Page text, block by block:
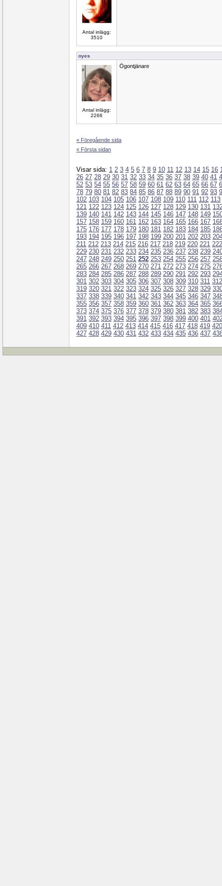
Antal inlägg:
3510
oyes
Antal inlägg:
2266
Ögontjänare
« Föregående sida
« Första sidan
Visar sida: 1 2 3 4 5 6 7 8 9 10 11 12 13 14 15 16
26 27 28 29 30 31 32 33 34 35 36 37 38 39 40 41
52 53 54 55 56 57 58 59 60 61 62 63 64 65 66 67
78 79 80 81 82 83 84 85 86 87 88 89 90 91 92 93
102 103 104 105 106 107 108 109 110 111 112 113
121 122 123 124 125 126 127 128 129 130 131
139 140 141 142 143 144 145 146 147 148 149
157 158 159 160 161 162 163 164 165 166 167
175 176 177 178 179 180 181 182 183 184 185
193 194 195 196 197 198 199 200 201 202 203
211 212 213 214 215 216 217 218 219 220 221 222
229 230 231 232 233 234 235 236 237 238 239
247 248 249 250 251 252 253 254 255 256 257
265 266 267 268 269 270 271 272 273 274 275
283 284 285 286 287 288 289 290 291 292 293
301 302 303 304 305 306 307 308 309 310 311 312
319 320 321 322 323 324 325 326 327 328 329
337 338 339 340 341 342 343 344 345 346 347
355 356 357 358 359 360 361 362 363 364 365
373 374 375 376 377 378 379 380 381 382 383
391 392 393 394 395 396 397 398 399 400 401
409 410 411 412 413 414 415 416 417 418 419 420
427 428 429 430 431 432 433 434 435 436 437